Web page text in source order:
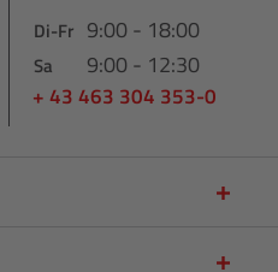
Di-Fr 9:00 - 18:00
Sa 9:00 - 12:30
+ 43 463 304 353-0